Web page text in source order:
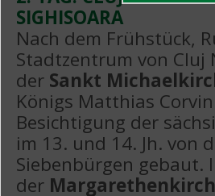
SIGHISOARA
Nach dem Frühstück,
Stadtzentrum von Cluj
der Sankt
Königs Matthias
Besichtigung der
im 13. und 14. Jh. von
Siebenbürgen gebaut.
der